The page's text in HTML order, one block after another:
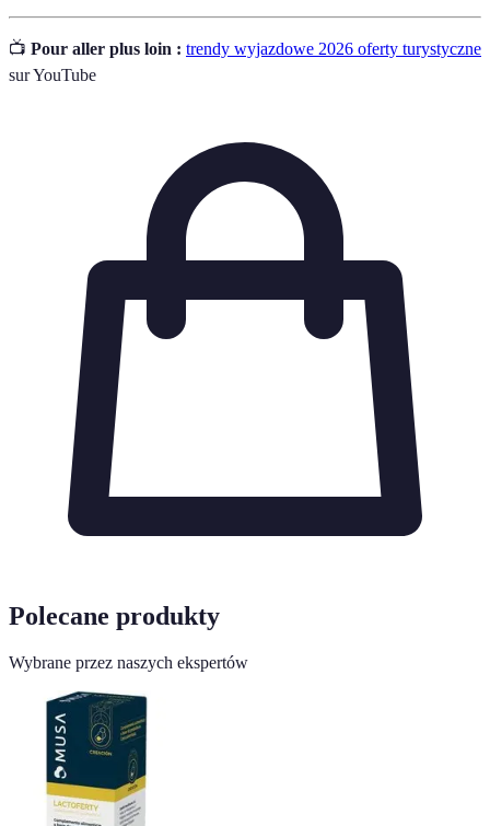
📺 Pour aller plus loin : trendy wyjazdowe 2026 oferty turystyczne
sur YouTube
Polecane produkty
Wybrane przez naszych ekspertów